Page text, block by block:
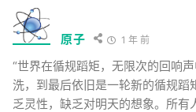
原子 1 年 前
“世界在循规蹈矩，无限次的回响
洗，到最后依旧是一轮新的循规蹈
乏灵性，缺乏对明天的想象。所有